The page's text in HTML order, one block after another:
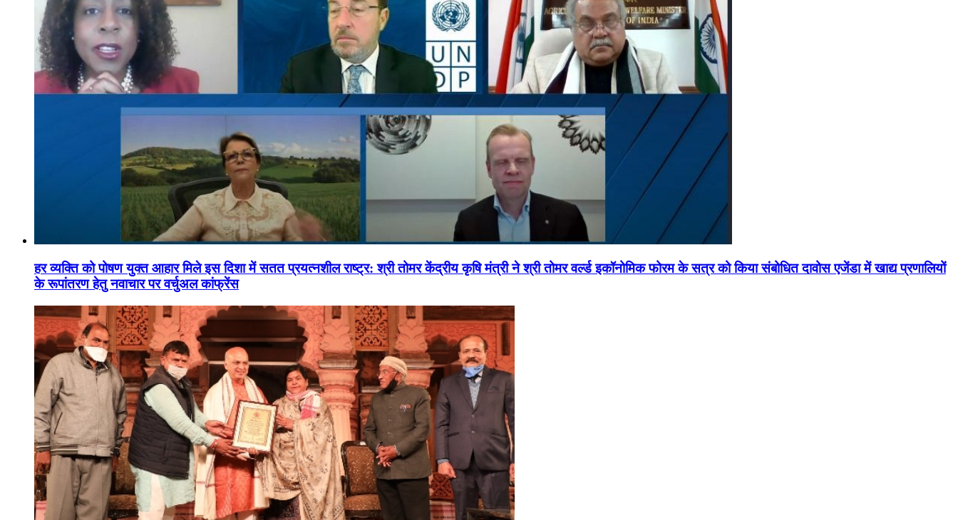
हर व्यक्ति को पोषण युक्त आहार मिले इस दिशा में सतत प्रयत्नशील राष्ट्र: श्री तोमर केंद्रीय कृषि मंत्री ने श्री तोमर वर्ल्ड इकॉनोमिक फोरम के सत्र को किया संबोधित दावोस एजेंडा में खाद्य प्रणालियों
के रूपांतरण हेतु नवाचार पर वर्चुअल कांफ्रेंस